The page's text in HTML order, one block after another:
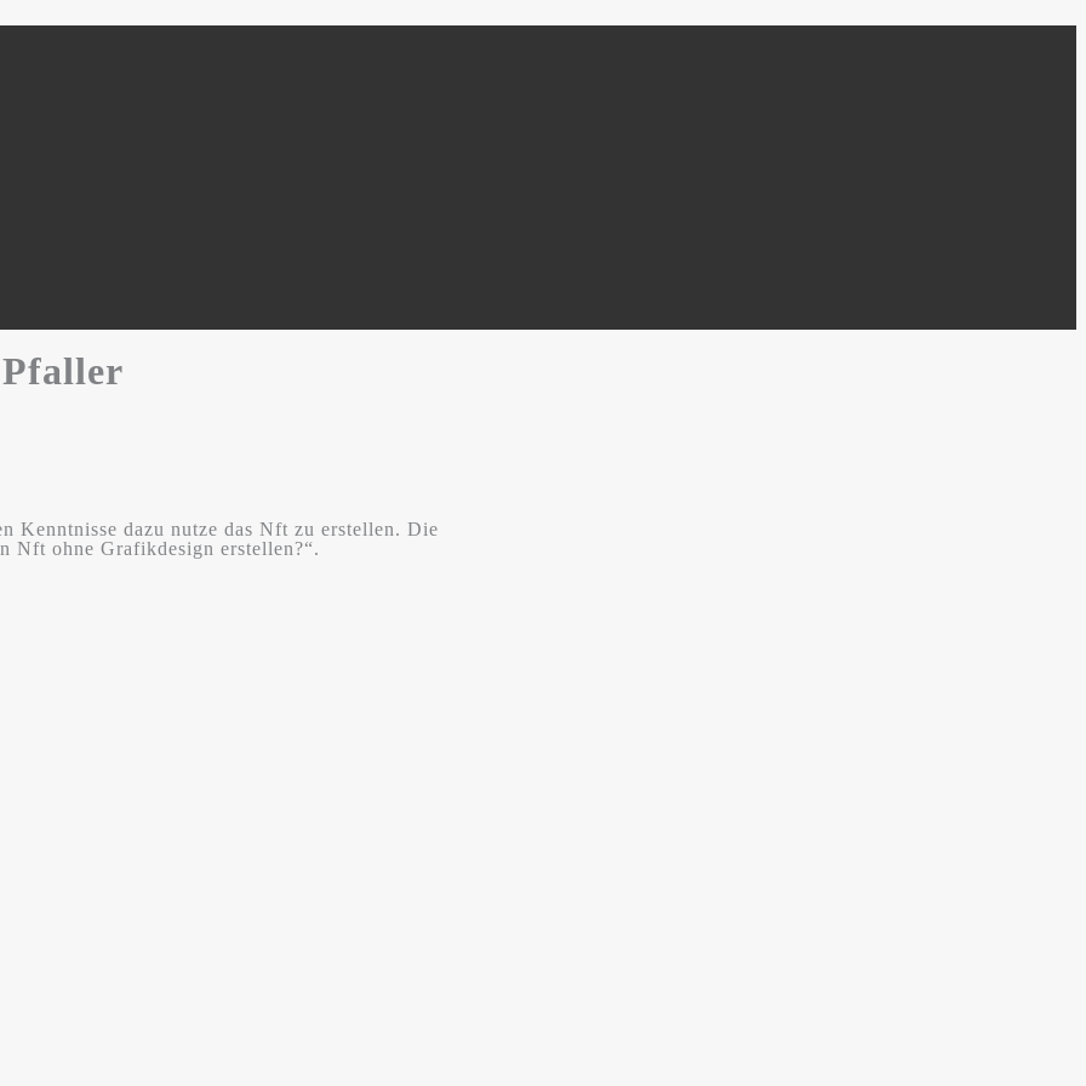
Kenntnisse dazu nutze das Nft zu erstellen. Die
Nft ohne Grafikdesign erstellen?“.